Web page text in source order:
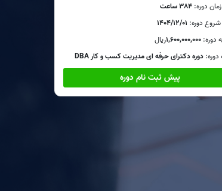
دوره: 384 ساعت
شروع دوره: 1404/12/01
دوره: 1,600,000,000ريال
دوره دکترای حرفه ای مدیریت کسب و کار DBA
پیش ثبت نام دوره